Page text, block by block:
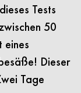
Tests
50
eines
Dieser
Tage